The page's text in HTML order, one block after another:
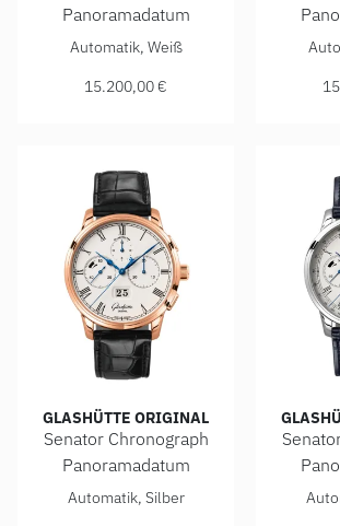
Panoramadatum
Glashütte Original Senator
Automatik, Weiß
15.200,00 €
GLASHÜTTE ORIGINAL
Senator Chronograph
Panoramadatum
Glashütte Original Senator
Automatik, Silber